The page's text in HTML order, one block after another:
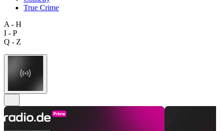
True Crime
A - H
I - P
Q - Z